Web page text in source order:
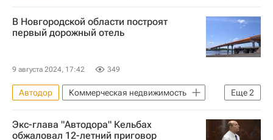
Казань
Вячеслав Петушенко
Строительство
Дороги
В Новгородской области построят
первый дорожный отель
9 августа 2024, 17:42 349
Еще2
Автодор
Коммерческая недвижимость
Окуловский район
Новгородская область
Экс-глава "Автодора" Кельбах
обжаловал 12-летний приговор